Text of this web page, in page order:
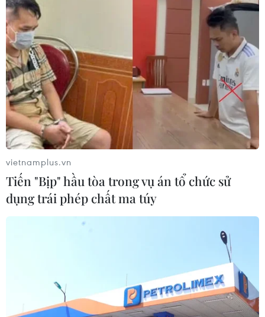
Pháp cảnh báo đáp trả nếu Syria sử dụng
vũ khí hóa học
10/04/2018 07:24
Pháp sẽ có hành động đáp trả đối với chính quyền Tổng
thống Syria Bashar al-Assad, nếu có bằng chứng cho
thấy Damascus đứng sau vụ tấn công nghi bằng khí clo
vietnamplus.vn
Tiến "Bịp" hầu tòa trong vụ án tổ chức sử
dụng trái phép chất ma túy